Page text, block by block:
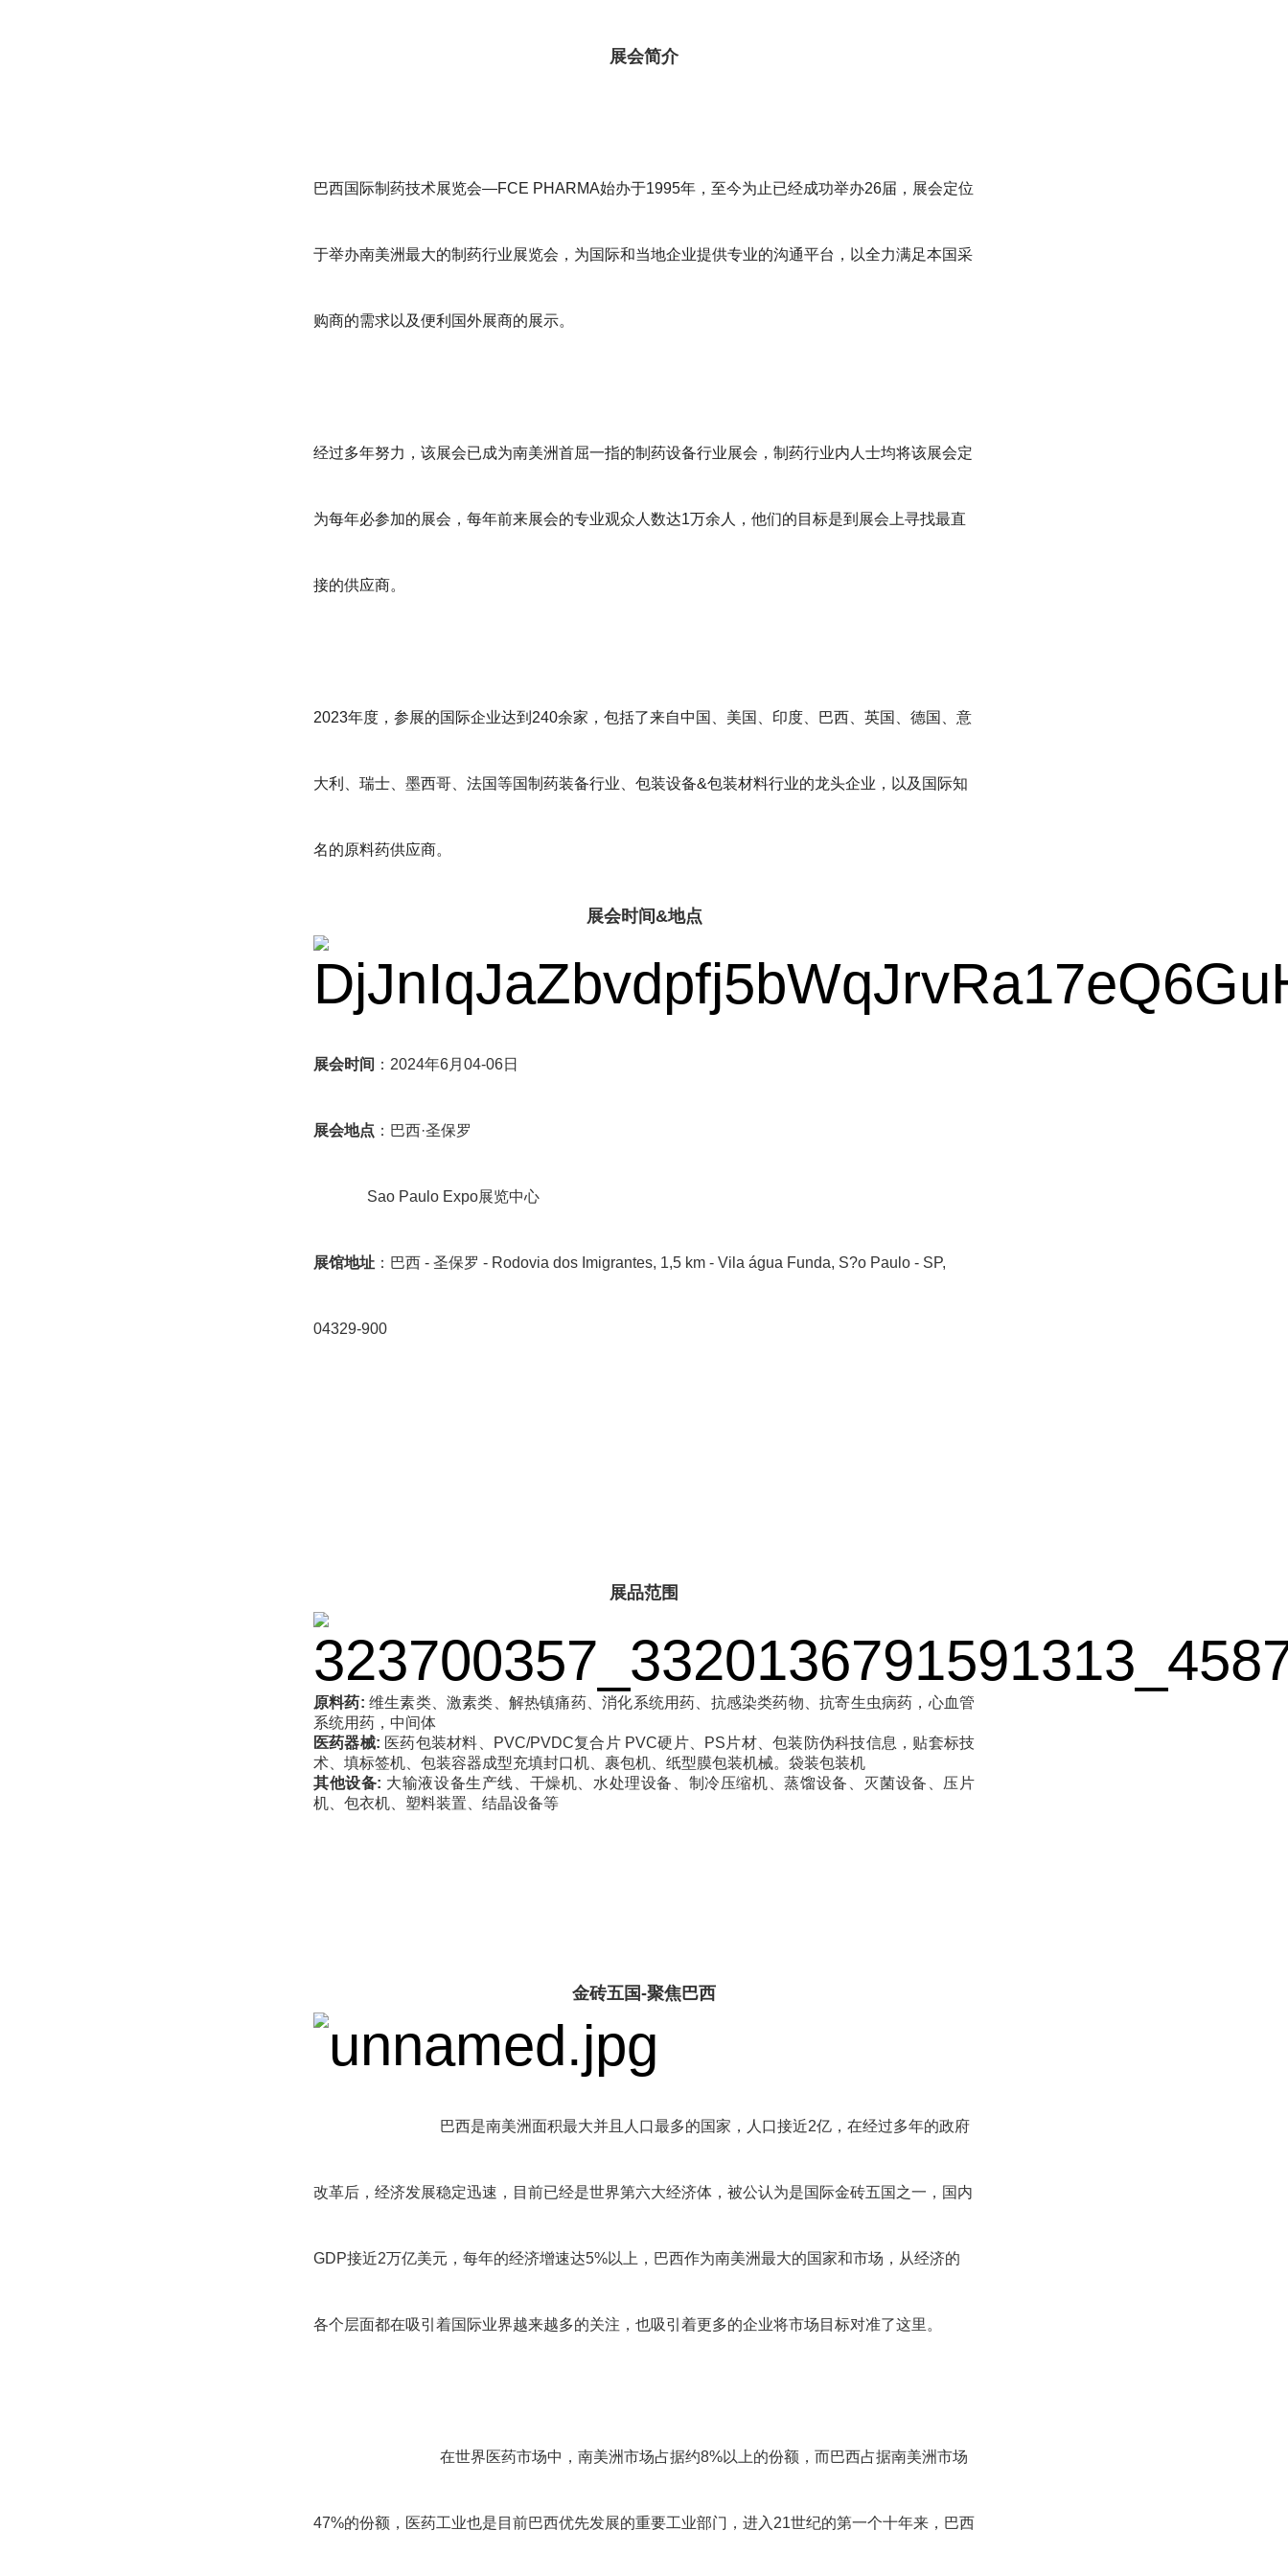
展会简介
巴西国际制药技术展览会—FCE PHARMA始办于1995年，至今为止已经成功举办26届，展会定位
于举办南美洲最大的制药行业展览会，为国际和当地企业提供专业的沟通平台，以全力满足本国采
购商的需求以及便利国外展商的展示。
经过多年努力，该展会已成为南美洲首屈一指的制药设备行业展会，制药行业内人士均将该展会定
为每年必参加的展会，每年前来展会的专业观众人数达1万余人，他们的目标是到展会上寻找最直
接的供应商。
2023年度，参展的国际企业达到240余家，包括了来自中国、美国、印度、巴西、英国、德国、意
大利、瑞士、墨西哥、法国等国制药装备行业、包装设备&包装材料行业的龙头企业，以及国际知
名的原料药供应商。
展会时间&地点
展会时间 ：2024年6月04-06日
展会地点 ：巴西·圣保罗
Sao Paulo Expo展览中心
展馆地址 ：巴西 - 圣保罗 - Rodovia dos Imigrantes, 1,5 km - Vila água Funda, S?o Paulo - SP,
04329-900
展品范围
原料药: 维生素类、激素类、解热镇痛药、消化系统用药、抗感染类药物、抗寄生虫病药，心血管
系统用药，中间体
医药器械: 医药包装材料、PVC/PVDC复合片 PVC硬片、PS片材、包装防伪科技信息，贴套标技
术、填标签机、包装容器成型充填封口机、裹包机、纸型膜包装机械。袋装包装机
其他设备: 大输液设备生产线、干燥机、水处理设备、制冷压缩机、蒸馏设备、灭菌设备、压片
机、包衣机、塑料装置、结晶设备等
金砖五国-聚焦巴西
巴西是南美洲面积最大并且人口最多的国家，人口接近2亿，在经过多年的政府
改革后，经济发展稳定迅速，目前已经是世界第六大经济体，被公认为是国际金砖五国之一，国内
GDP接近2万亿美元，每年的经济增速达5%以上，巴西作为南美洲最大的国家和市场，从经济的
各个层面都在吸引着国际业界越来越多的关注，也吸引着更多的企业将市场目标对准了这里。
在世界医药市场中，南美洲市场占据约8%以上的份额，而巴西占据南美洲市场
47%的份额，医药工业也是目前巴西优先发展的重要工业部门，进入21世纪的第一个十年来，巴西